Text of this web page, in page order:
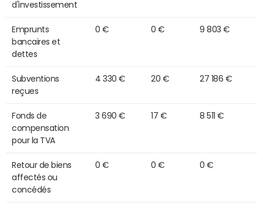
d'investissement
Emprunts
bancaires et
dettes
0 € 0 € 9 803 €
Subventions
reçues
4 330 € 20 € 27 186 €
Fonds de
compensation
pour la TVA
3 690 € 17 € 8 511 €
Retour de biens
affectés ou
concédés
0 € 0 € 0 €